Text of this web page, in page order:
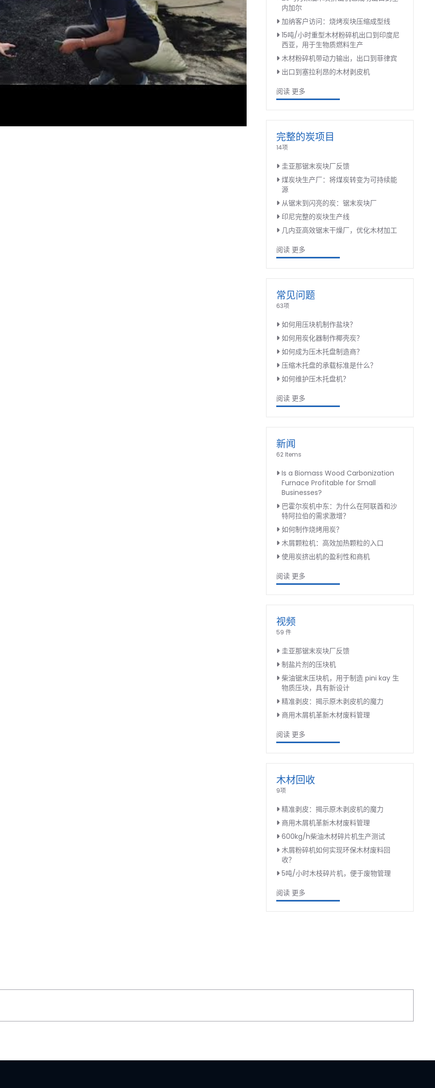
内加尔
加纳客户访问：烧烤炭块压缩成型线
15吨/小时重型木材粉碎机出口到印度尼
西亚，用于生物质燃料生产
木材粉碎机带动力输出，出口到菲律宾
出口到塞拉利昂的木材剥皮机
阅读 更多
完整的炭项目
14项
圭亚那锯末炭块厂反馈
煤炭块生产厂：将煤炭转变为可持续能
源
从锯末到闪亮的炭：锯末炭块厂
印尼完整的炭块生产线
几内亚高效锯末干燥厂，优化木材加工
阅读 更多
常见问题
63项
如何用压块机制作盐块？
如何用炭化器制作椰壳炭？
如何成为压木托盘制造商？
压缩木托盘的承载标准是什么？
如何维护压木托盘机？
阅读 更多
新闻
62 Items
Is a Biomass Wood Carbonization
Furnace Profitable for Small
Businesses?
巴霍尔炭机中东：为什么在阿联酋和沙
特阿拉伯的需求激增？
如何制作烧烤用炭？
木屑颗粒机：高效加热颗粒的入口
使用炭挤出机的盈利性和商机
阅读 更多
视频
59 件
圭亚那锯末炭块厂反馈
制盐片剂的压块机
柴油锯末压块机，用于制造 pini kay 生
物质压块，具有新设计
精准剥皮：揭示原木剥皮机的魔力
商用木屑机革新木材废料管理
阅读 更多
木材回收
9项
精准剥皮：揭示原木剥皮机的魔力
商用木屑机革新木材废料管理
600kg/h柴油木材碎片机生产测试
木屑粉碎机如何实现环保木材废料回
收？
5吨/小时木枝碎片机，便于废物管理
阅读 更多